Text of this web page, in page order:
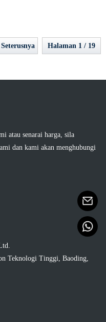
Seterusnya Halaman 1 / 19
atau senarai harga, sila
dan kami akan menghubungi
Teknologi Tinggi, Baoding,